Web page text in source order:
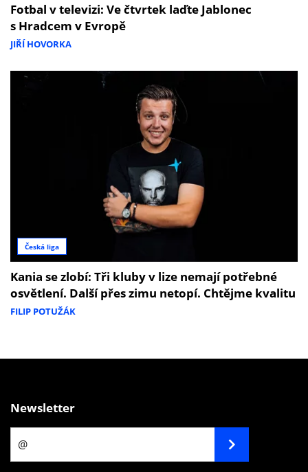
Fotbal v televizi: Ve čtvrtek laďte Jablonec
s Hradcem v Evropě
JIŘÍ HOVORKA
Česká liga
Kania se zlobí: Tři kluby v lize nemají potřebné
osvětlení. Další přes zimu netopí. Chtějme kvalitu
FILIP POTUŽÁK
Newsletter